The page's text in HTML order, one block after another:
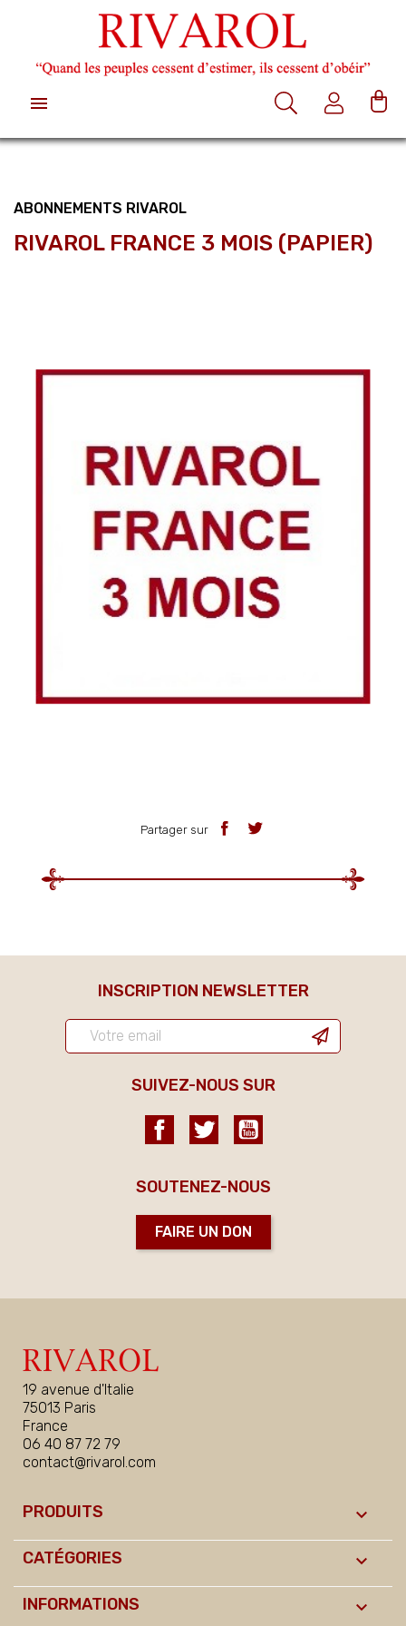

ABONNEMENTS RIVAROL
RIVAROL FRANCE 3 MOIS (PAPIER)
Partager sur
INSCRIPTION NEWSLETTER
SUIVEZ-NOUS SUR
FacebookTwitter
SOUTENEZ-NOUS
FAIRE UN DON
19 avenue d'Italie
75013 Paris
France
06 40 87 72 79
contact@rivarol.com
PRODUITS 
CATÉGORIES 
INFORMATIONS 